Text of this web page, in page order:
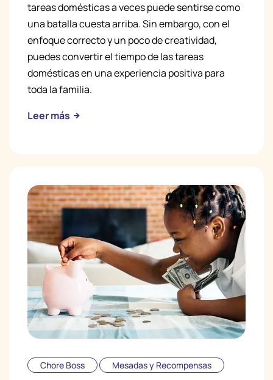
tareas domésticas a veces puede sentirse como
una batalla cuesta arriba. Sin embargo, con el
enfoque correcto y un poco de creatividad,
puedes convertir el tiempo de las tareas
domésticas en una experiencia positiva para
toda la familia.
Leer más
Chore Boss Mesadas y Recompensas